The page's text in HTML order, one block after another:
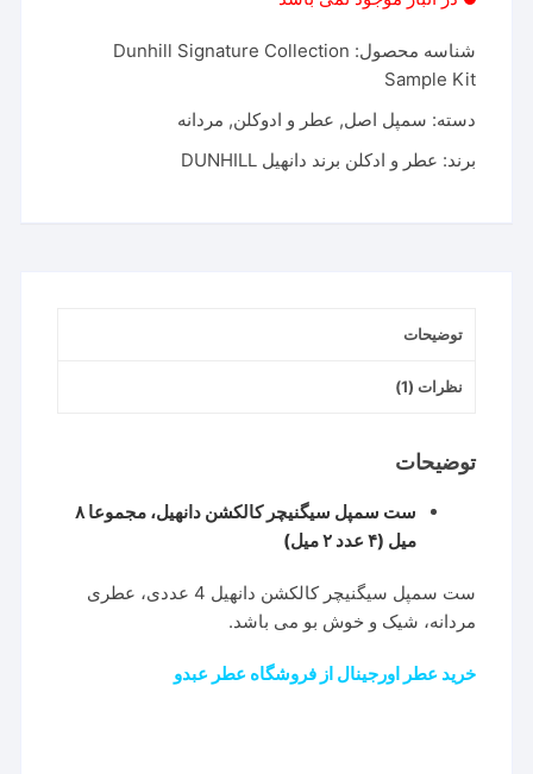
شناسه محصول: Dunhill Signature Collection
Sample Kit
دسته: سمپل اصل, عطر و ادوکلن, مردانه
برند: عطر و ادکلن برند دانهیل DUNHILL
توضیحات
نظرات (1)
توضیحات
ست سمپل سیگنیچر کالکشن دانهیل، مجموعا ۸
میل (۴ عدد ۲ میل)
ست سمپل سیگنیچر کالکشن دانهیل 4 عددی، عطری
مردانه، شیک و خوش بو می باشد.
خرید عطر اورجینال از فروشگاه عطر عبدو